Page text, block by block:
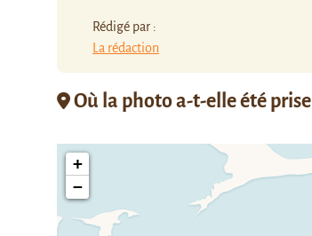
Rédigé par :
La rédaction
Où la photo a-t-elle été prise
+
−